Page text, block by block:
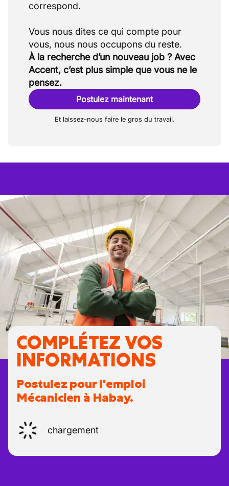
correspond.
Vous nous dites ce qui compte pour
À la recherche d’un nouveau job ? Avec
Accent, c’est plus simple que vous ne le
pensez.
Postulez maintenant
Et laissez-nous faire le gros du travail.
COMPLÉTEZ VOS
INFORMATIONS
Postulez pour l'emploi
Mécanicien à Habay.
chargement